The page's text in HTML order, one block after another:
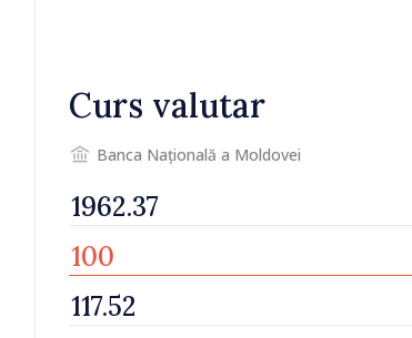
Curs valutar
Banca Națională a Moldovei